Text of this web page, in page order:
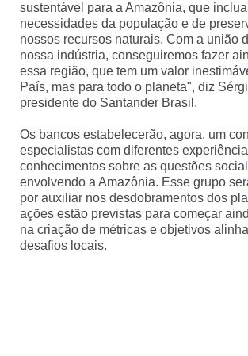
sustentável para a Amazônia, que
necessidades da população e de
nossos recursos naturais. Com a união
nossa indústria, conseguiremos fazer
essa região, que tem um valor
País, mas para todo o planeta", diz
presidente do Santander Brasil.
Os bancos estabelecerão, agora, um
especialistas com diferentes
conhecimentos sobre as questões
envolvendo a Amazônia. Esse grupo
por auxiliar nos desdobramentos dos
ações estão previstas para começar
na criação de métricas e objetivos
desafios locais.